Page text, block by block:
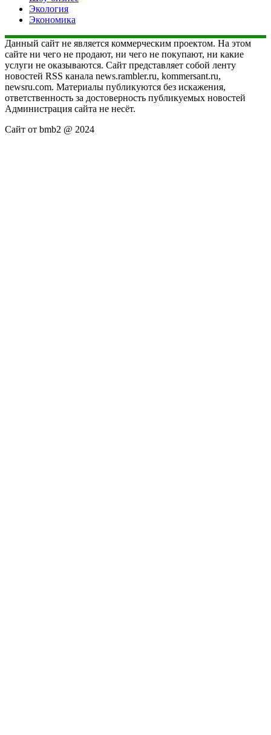
Экология
Экономика
Данный сайт не является коммерческим проектом. На этом
сайте ни чего не продают, ни чего не покупают, ни какие
услуги не оказываются. Сайт представляет собой ленту
новостей RSS канала news.rambler.ru, kommersant.ru,
newsru.com. Материалы публикуются без искажения,
ответственность за достоверность публикуемых новостей
Администрация сайта не несёт.
Сайт от bmb2 @ 2024